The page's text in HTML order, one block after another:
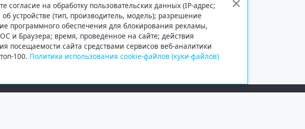
согласие на обработку пользовательских данных (IP-адрес;
устройстве (тип, производитель, модель); разрешение
программного обеспечения для блокирования рекламы,
и Браузера; время, проведенное на сайте; действия
посещаемости сайта средствами сервисов веб-аналитики
100. Политика использования cookie-файлов (куки-файлов)